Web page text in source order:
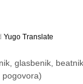
Yugo Translate
glasbenik,
pogovora)